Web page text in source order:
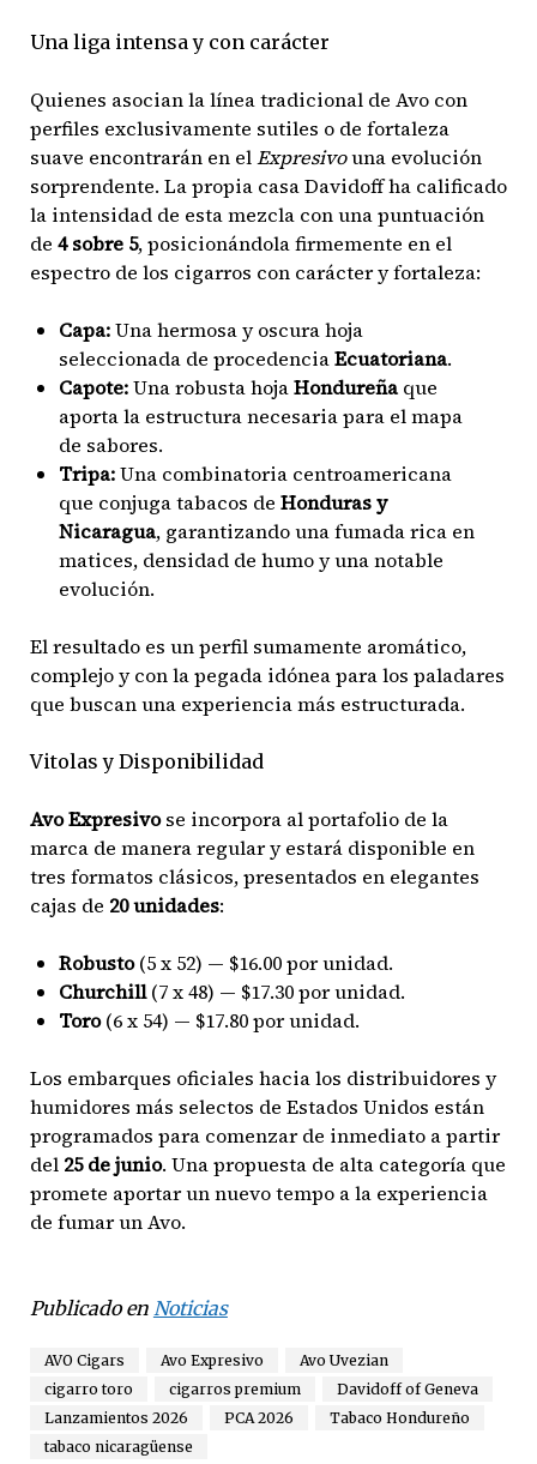
Una liga intensa y con carácter
Quienes asocian la línea tradicional de Avo con
perfiles exclusivamente sutiles o de fortaleza
suave encontrarán en elExpresivouna evolución
sorprendente. La propia casa Davidoff ha calificado
la intensidad de esta mezcla con una puntuación
de 4 sobre 5, posicionándola firmemente en el
espectro de los cigarros con carácter y fortaleza:
Capa:Una hermosa y oscura hoja
seleccionada de procedenciaEcuatoriana.
Capote:Una robusta hojaHondureñaque
aporta la estructura necesaria para el mapa
de sabores.
Tripa:Una combinatoria centroamericana
que conjuga tabacos de Honduras y
Nicaragua, garantizando una fumada rica en
matices, densidad de humo y una notable
evolución.
El resultado es un perfil sumamente aromático,
complejo y con la pegada idónea para los paladares
que buscan una experiencia más estructurada.
Vitolas y Disponibilidad
Avo Expresivose incorpora al portafolio de la
marca de manera regular y estará disponible en
tres formatos clásicos, presentados en elegantes
cajas de 20 unidades:
Robusto(5 x 52) — $16.00 por unidad.
Churchill(7 x 48) — $17.30 por unidad.
Toro(6 x 54) — $17.80 por unidad.
Los embarques oficiales hacia los distribuidores y
humidores más selectos de Estados Unidos están
programados para comenzar de inmediato a partir
del 25 de junio. Una propuesta de alta categoría que
promete aportar un nuevo tempo a la experiencia
de fumar un Avo.
Publicado en Noticias
AVO Cigars Avo Expresivo
Avo Uvezian
cigarro toro
cigarros premium
Davidoff of Geneva
Lanzamientos 2026
PCA 2026
Tabaco Hondureño
tabaco nicaragüense